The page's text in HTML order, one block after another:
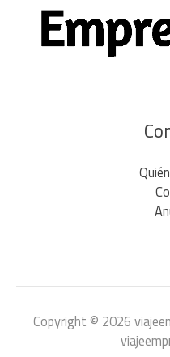
Copyright © 2026